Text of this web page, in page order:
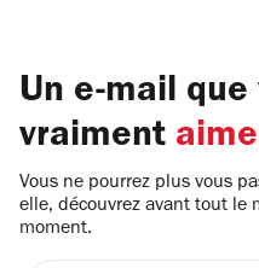
Un e-mail que
vraiment
Vous ne pourrez plus vous
elle, découvrez avant tout le
moment.